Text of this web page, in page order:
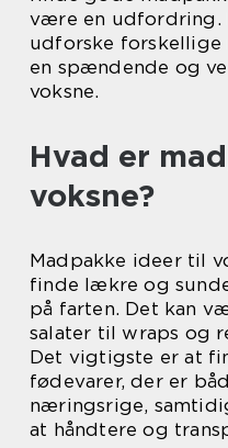
være en udfordring.
udforske forskellige
en spændende og
voksne.
Hvad er
voksne?
Madpakke ideer til
finde lækre og
på farten. Det kan
salater til wraps og
Det vigtigste er at
fødevarer, der er
næringsrige,
at håndtere og